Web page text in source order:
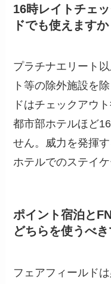
16時レイトチェ
ドでも使えますか
プラチナエリート
ト等の除外施設を
ドはチェックアウ
都市部ホテルほど
せん。威力を発揮
ホテルでのステイケ
ポイント宿泊と
どちらを使うべき
フェアフィールド